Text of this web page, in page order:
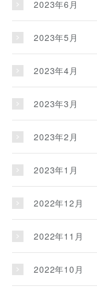
2023年6月
2023年5月
2023年4月
2023年3月
2023年2月
2023年1月
2022年12月
2022年11月
2022年10月